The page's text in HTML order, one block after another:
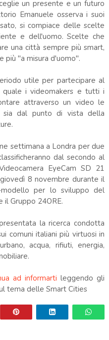
un presente e un futuro
Emanuele osserva i suoi
si compiace delle scelte
e dell'uomo. Scelte che
una città sempre più smart,
più "a misura d'uomo".
utile per partecipare al
quale i videomakers e tutti i
attraverso un video le
sia dal punto di vista della
settimana a Londra per due
dal secondo al
EyeCam SD 21
8 novembre durante il
modello per lo sviluppo del
il Gruppo 24ORE.
la ricerca condotta
comuni italiani più virtuosi in
acqua, rifiuti, energia,
ad informarti leggendo gli
tema delle Smart Cities